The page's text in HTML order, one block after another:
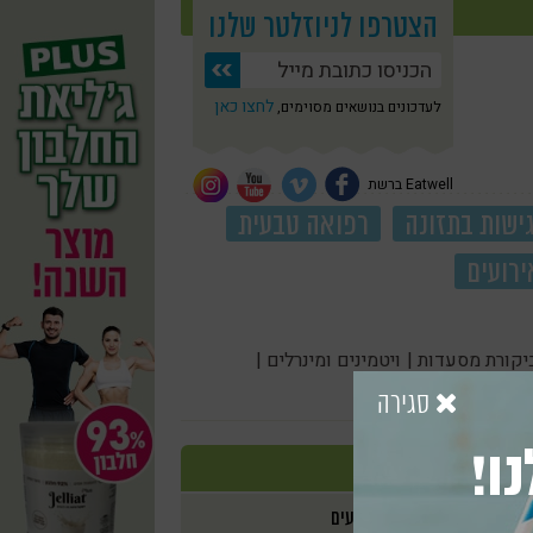
הצטרפו לניוזלטר שלנו
לעדכונים בנושאים מסוימים, לחצו כאן
Eatwell ברשת
גישות בתזונה
רפואה טבעית
מסעדות | ויטמינים ומינרלים |
אירועים
סגירה